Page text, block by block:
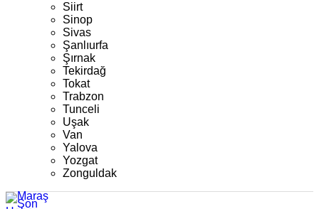
Siirt
Sinop
Sivas
Şanlıurfa
Şırnak
Tekirdağ
Tokat
Trabzon
Tunceli
Uşak
Van
Yalova
Yozgat
Zonguldak